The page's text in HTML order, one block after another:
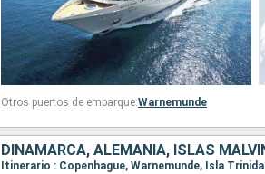
Otros puertos de embarque:Warnemunde
DINAMARCA, ALEMANIA, ISLAS
Itinerario : Copenhague, Warnemunde, Isla